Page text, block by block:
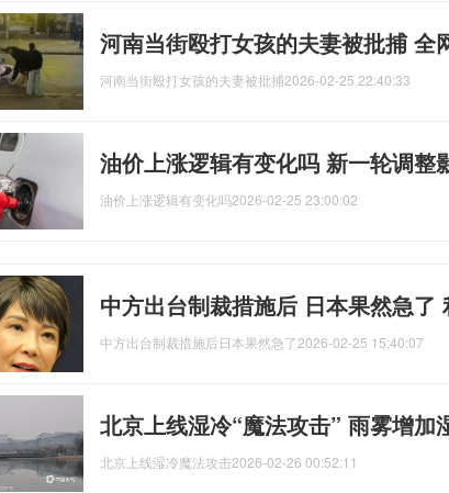
河南当街殴打女孩的夫妻被批捕 全
河南当街殴打女孩的夫妻被批捕2026-02-25 22:40:33
油价上涨逻辑有变化吗 新一轮调整
油价上涨逻辑有变化吗2026-02-25 23:00:02
中方出台制裁措施后 日本果然急了
中方出台制裁措施后日本果然急了2026-02-25 15:40:07
北京上线湿冷“魔法攻击” 雨雾增加
北京上线湿冷魔法攻击2026-02-26 00:52:11